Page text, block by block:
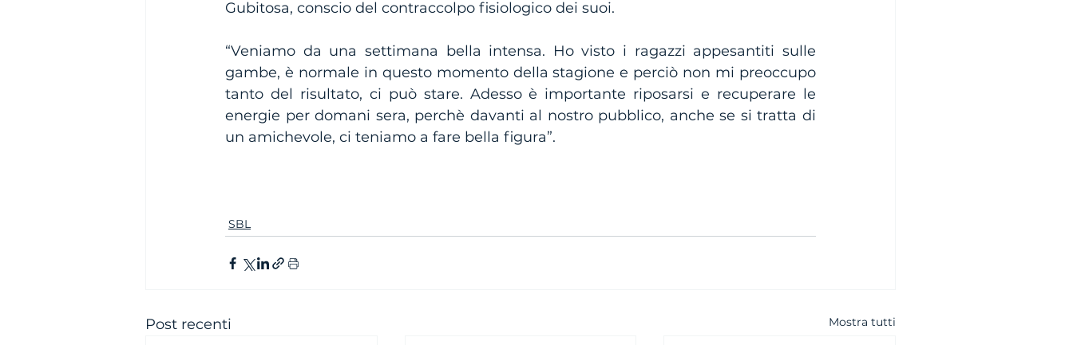
Gubitosa, conscio del contraccolpo fisiologico dei suoi.
“Veniamo da una settimana bella intensa. Ho visto i ragazzi appesantiti sulle
gambe, è normale in questo momento della stagione e perciò non mi preoccupo
tanto del risultato, ci può stare. Adesso è importante riposarsi e recuperare le
energie per domani sera, perchè davanti al nostro pubblico, anche se si tratta di
un amichevole, ci teniamo a fare bella figura”.
SBL
Post recenti Mostra tutti